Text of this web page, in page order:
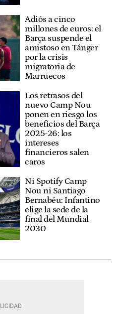
Adiós a cinco
millones de euros: el
Barça suspende el
amistoso en Tánger
por la crisis
migratoria de
Marruecos
Los retrasos del
nuevo Camp Nou
ponen en riesgo los
beneficios del Barça
2025-26: los
intereses
financieros salen
caros
Ni Spotify Camp
Nou ni Santiago
Bernabéu: Infantino
elige la sede de la
final del Mundial
2030